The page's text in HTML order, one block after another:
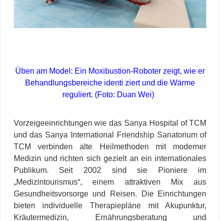
Üben am Model: Ein Moxibustion-Roboter zeigt, wie er
Behandlungsbereiche identi ziert und die Wärme
reguliert. (Foto: Duan Wei)
Vorzeigeeinrichtungen wie das Sanya Hospital of TCM
und das Sanya International Friendship Sanatorium of
TCM verbinden alte Heilmethoden mit moderner
Medizin und richten sich gezielt an ein internationales
Publikum. Seit 2002 sind sie Pioniere im
„Medizintourismus“, einem attraktiven Mix aus
Gesundheitsvorsorge und Reisen. Die Einrichtungen
bieten individuelle Therapiepläne mit Akupunktur,
Kräutermedizin, Ernährungsberatung und